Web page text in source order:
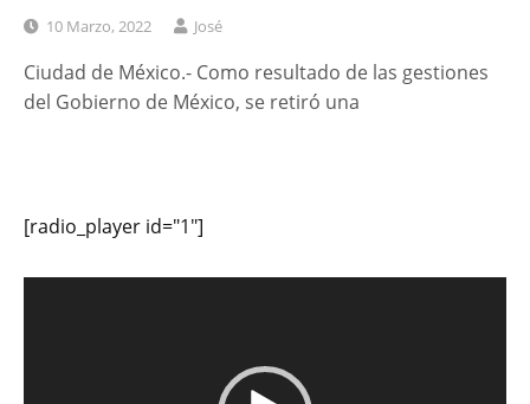
10 Marzo, 2022 José
Ciudad de México.- Como resultado de las gestiones
del Gobierno de México, se retiró una
[radio_player id="1"]